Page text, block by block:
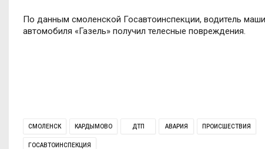
По данным смоленской Госавтоинспекции, водитель
автомобиля «Газель» получил телесные повреждения.
СМОЛЕНСК КАРДЫМОВО ДТП АВАРИЯ ПРОИСШЕСТВИЯ
ГОСАВТОИНСПЕКЦИЯ